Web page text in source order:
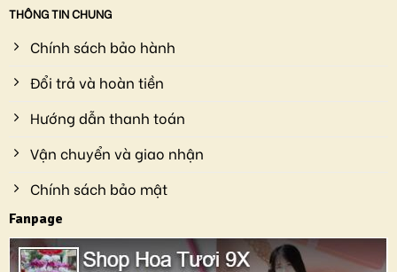
THÔNG TIN CHUNG
Chính sách bảo hành
Đổi trả và hoàn tiền
Hướng dẫn thanh toán
Vận chuyển và giao nhận
Chính sách bảo mật
Fanpage